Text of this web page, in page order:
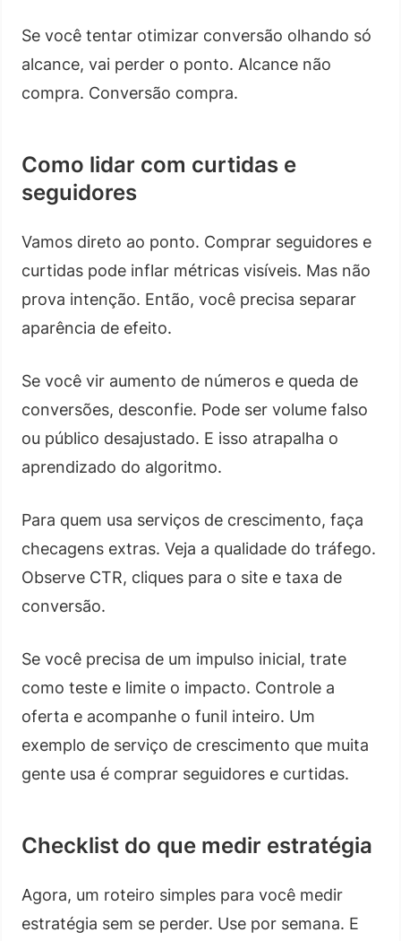
Se você tentar otimizar conversão olhando só
alcance, vai perder o ponto. Alcance não
compra. Conversão compra.
Como lidar com curtidas e
seguidores
Vamos direto ao ponto. Comprar seguidores e
curtidas pode inflar métricas visíveis. Mas não
prova intenção. Então, você precisa separar
aparência de efeito.
Se você vir aumento de números e queda de
conversões, desconfie. Pode ser volume falso
ou público desajustado. E isso atrapalha o
aprendizado do algoritmo.
Para quem usa serviços de crescimento, faça
checagens extras. Veja a qualidade do tráfego.
Observe CTR, cliques para o site e taxa de
conversão.
Se você precisa de um impulso inicial, trate
como teste e limite o impacto. Controle a
oferta e acompanhe o funil inteiro. Um
exemplo de serviço de crescimento que muita
gente usa é comprar seguidores e curtidas.
Checklist do que medir estratégia
Agora, um roteiro simples para você medir
estratégia sem se perder. Use por semana. E